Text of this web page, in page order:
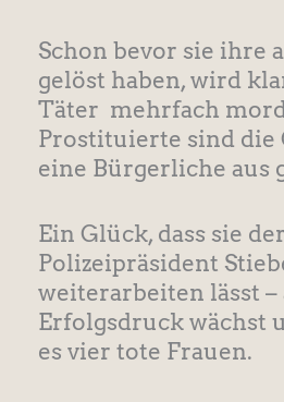
Schon bevor sie ihre
gelöst haben, wird
Täter mehrfach
Prostituierte sind die
eine Bürgerliche aus
Ein Glück, dass sie
Polizeipräsident
weiterarbeiten lässt –
Erfolgsdruck wächst
es vier tote Frauen.